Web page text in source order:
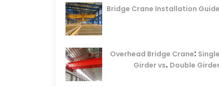
Bridge Crane Installation Guide
Overhead Bridge Crane: Single
Girder vs. Double